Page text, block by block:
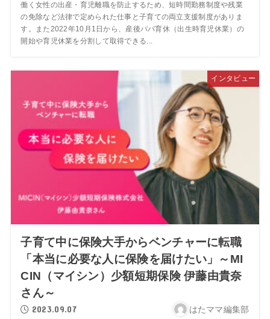
働く女性の出産・育児離職を防止するため、短時間勤務制度や残業
の免除など法律で定められた仕事と子育ての両立支援制度がありま
す。また2022年10月1日から、産後パパ育休（出生時育児休業）の
開始や育児休業を分割して取得できる...
インタビュー
子育て中に保険大手からベンチャーに転職
「本当に必要な人に保険を届けたい」～MI
CIN（マイシン）少額短期保険 伊藤由貴奈
さん～
2023.09.07 はたママ編集部